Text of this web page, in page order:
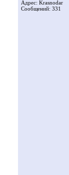
Адрес: Krasnodar
Сообщений: 331